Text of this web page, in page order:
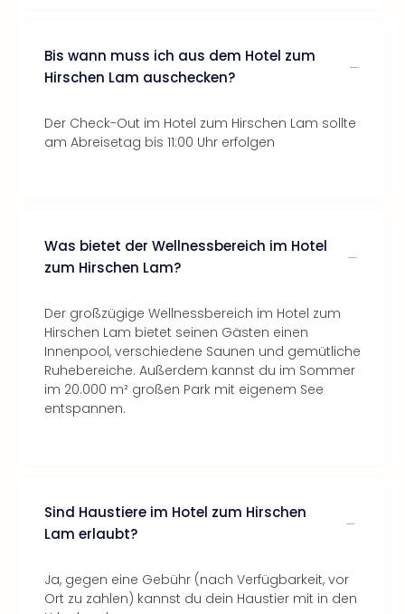
Bis wann muss ich aus dem Hotel zum
Hirschen Lam auschecken?
Der Check-Out im Hotel zum Hirschen Lam sollte
am Abreisetag bis 11:00 Uhr erfolgen
Was bietet der Wellnessbereich im Hotel
zum Hirschen Lam?
Der großzügige Wellnessbereich im Hotel zum
Hirschen Lam bietet seinen Gästen einen
Innenpool, verschiedene Saunen und gemütliche
Ruhebereiche. Außerdem kannst du im Sommer
im 20.000 m² großen Park mit eigenem See
entspannen.
Sind Haustiere im Hotel zum Hirschen
Lam erlaubt?
Ja, gegen eine Gebühr (nach Verfügbarkeit, vor
Ort zu zahlen) kannst du dein Haustier mit in den